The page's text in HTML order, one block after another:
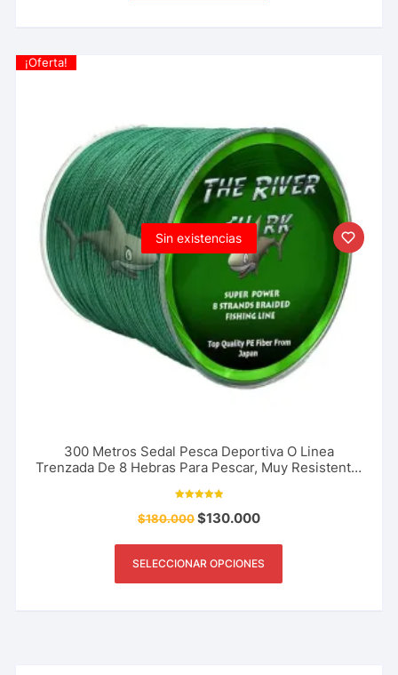
Sin existencias
¡Oferta!
300 Metros Sedal Pesca Deportiva O Linea
Trenzada De 8 Hebras Para Pescar, Muy Resistente.
5.00
de 5
$180.000$130.000
SELECCIONAR OPCIONES